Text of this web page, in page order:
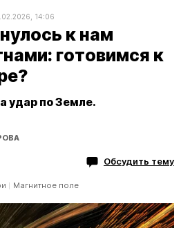
14:06
к нам
готовимся к
удар по Земле.
Обсудить тему
Магнитное поле